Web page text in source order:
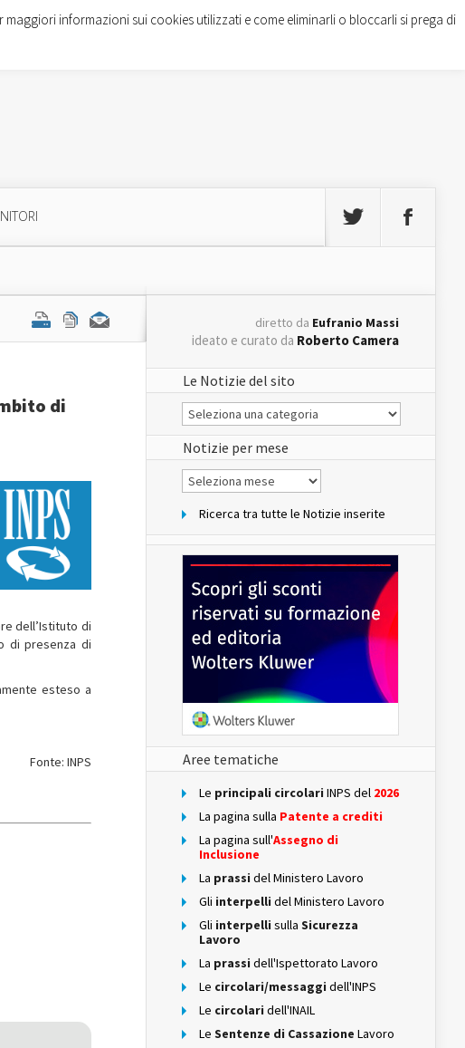
di
dell’Istituto di
di presenza di
esteso a
Fonte: INPS
diretto da Eufranio Massi
ideato e curato da Roberto Camera
Le Notizie del sito
Le
Notizie
del
sito
Notizie per mese
Notizie
per
Ricerca tra tutte le Notizie inserite
Aree tematiche
Le principali circolari INPS del 2026
La pagina sulla Patente a crediti
La pagina sull'Assegno di
Inclusione
La prassi del Ministero Lavoro
Gli interpelli del Ministero Lavoro
Gli interpelli sulla Sicurezza
Lavoro
La prassi dell'Ispettorato Lavoro
Le circolari/messaggi dell'INPS
Le circolari dell'INAIL
Le Sentenze di Cassazione Lavoro
informazioni sui cookies utilizzati e come eliminarli o bloccarli si prega di